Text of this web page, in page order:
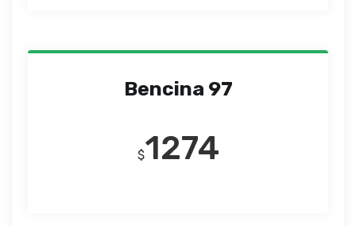
Bencina 97
$1274